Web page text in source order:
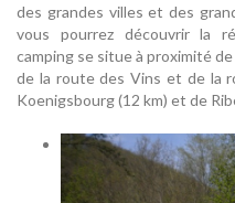
des grandes villes et des
vous pourrez découvrir la
camping se situe à proximité
de la route des Vins et de la
Koenigsbourg (12 km) et de